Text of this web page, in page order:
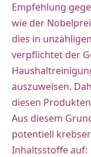
Empfehlung
wie der
dies in
verpflichtet der
auszuweisen.
diesen
Aus diesem
potentiell
Inhaltsstoffe auf: